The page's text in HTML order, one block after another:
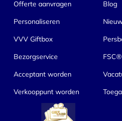
Offerte aanvragen
Personaliseren
VVV Giftbox
Bezorgservice
Acceptant worden
Verkooppunt worden
Blog